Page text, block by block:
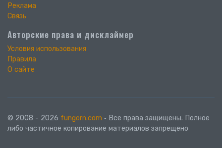
Реклама
Связь
Авторские права и дисклаймер
Условия использования
Правила
О сайте
© 2008 - 2026 fungorn.com ‐ Все права защищены. Полное
либо частичное копирование материалов запрещено